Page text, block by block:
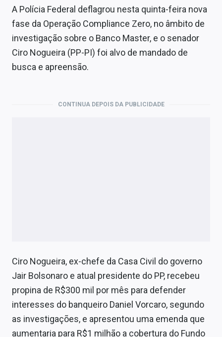
Renda Fixa
Finanças Pessoais
Mercados
Economia
Conteúdo de Marca
Sobre
Expediente
A Polícia Federal deflagrou nesta quinta-feira nova
fase da Operação Compliance Zero, no âmbito de
investigação sobre o Banco Master, e o senador
Ciro Nogueira (PP-PI) foi alvo de mandado de
busca e apreensão.
CONTINUA DEPOIS DA PUBLICIDADE
Ciro Nogueira, ex-chefe da Casa Civil do governo
Jair Bolsonaro e atual presidente do PP, recebeu
propina de R$300 mil por mês para defender
interesses do banqueiro Daniel Vorcaro, segundo
as investigações, e apresentou uma emenda que
aumentaria para R$1 milhão a cobertura do Fundo